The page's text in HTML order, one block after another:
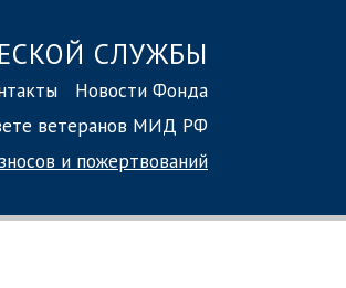
СЛУЖБЫ
Новости Фонда
ветеранов МИД РФ
и пожертвований